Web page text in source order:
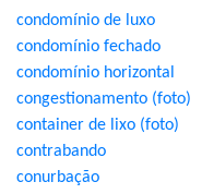
condomínio de luxo
condomínio fechado
condomínio horizontal
congestionamento (foto)
container de lixo (foto)
contrabando
conurbação